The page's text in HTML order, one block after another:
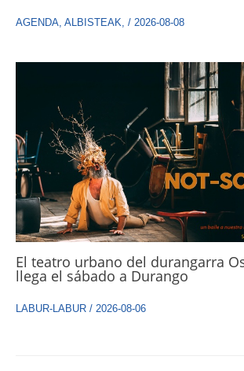
AGENDA ALBISTEAK / 2026-08-08
El teatro urbano del durangarra
llega el sábado a Durango
LABUR-LABUR / 2026-08-06